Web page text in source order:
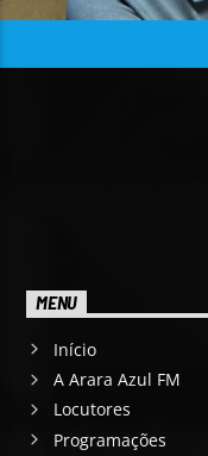
MENU
Início
A Arara Azul FM
Locutores
Programações